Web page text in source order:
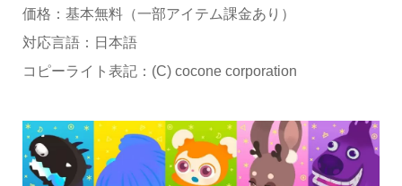
価格：基本無料（一部アイテム課金あり）
対応言語：日本語
コピーライト表記：(C) cocone corporation